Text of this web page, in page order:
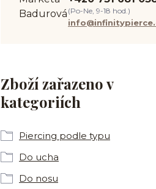
Zboží zařazeno v
kategoriích
Piercing podle typu
Do ucha
Do nosu
(Po-Ne, 9-18 hod.)